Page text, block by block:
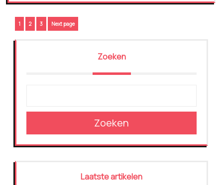
Berichtnavigatie
Page
1 Page
2 Page
3 Next page
Zoeken
Zoeken
Laatste artikelen